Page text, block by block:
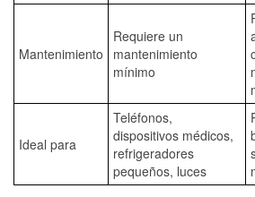
Mantenimiento
Requiere un
mantenimiento
mínimo
Ideal para
Teléfonos,
dispositivos médicos,
refrigeradores
pequeños, luces